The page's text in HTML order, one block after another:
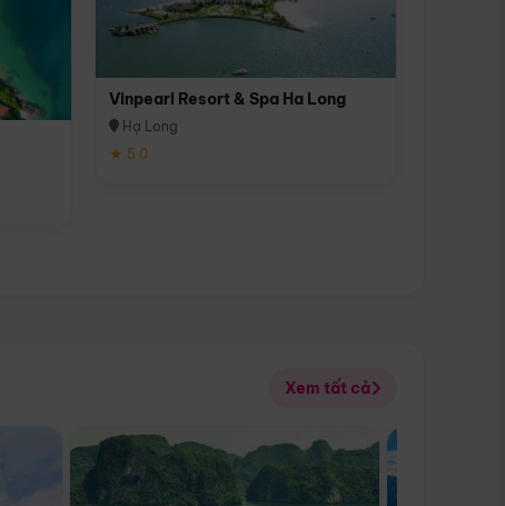
Vinpearl Resort & Spa Ha Long
Hạ Long
★ 5.0
Xem tất cả